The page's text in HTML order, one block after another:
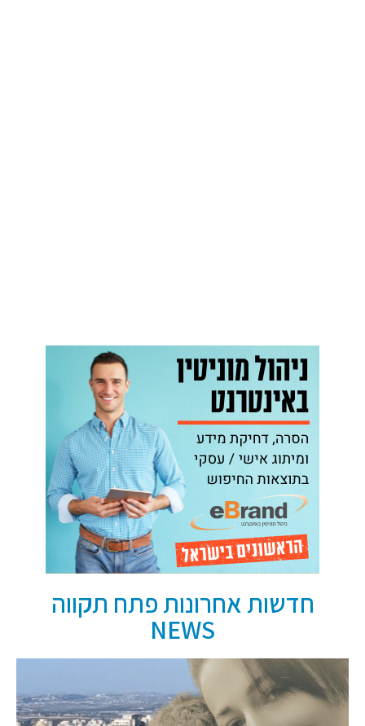
חדשות אחרונות פתח תקווה
NEWS